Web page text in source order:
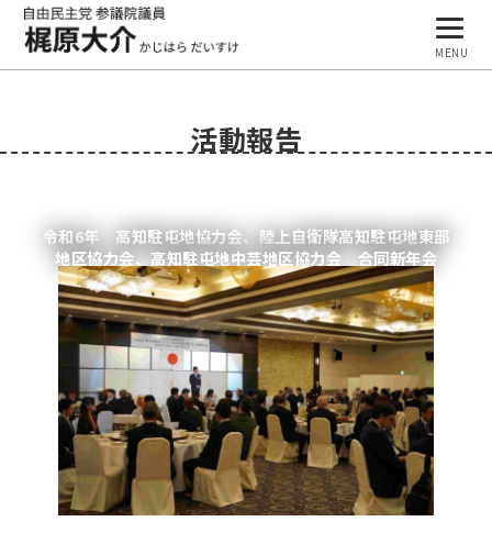
活動報告
令和6年 高知駐屯地協力会、陸上自衛隊高知駐屯地東部
地区協力会、高知駐屯地中芸地区協力会 合同新年会
MENU
事務所案内
ブログ